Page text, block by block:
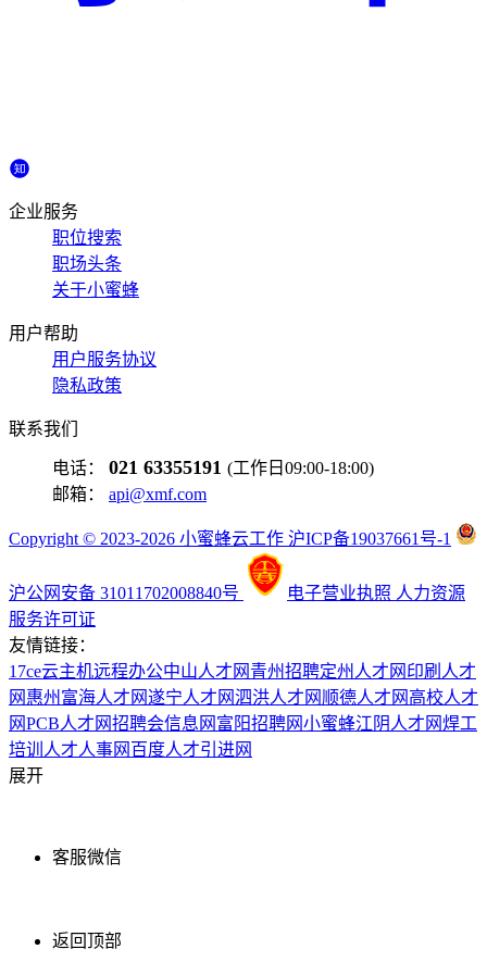
企业服务
职位搜索
职场头条
关于小蜜蜂
用户帮助
用户服务协议
隐私政策
联系我们
电话： 021 63355191 (工作日09:00-18:00)
邮箱： api@xmf.com
Copyright © 2023-2026 小蜜蜂云工作 沪ICP备19037661号-1
沪公网安备 31011702008840号 电子营业执照 人力资源
服务许可证
友情链接：
17ce云主机远程办公中山人才网 青州招聘定州人才网 印刷人才
网 惠州富海人才网遂宁人才网泗洪人才网 顺德人才网 高校人才
网PCB人才网招聘会信息网 富阳招聘网小蜜蜂江阴人才网焊工
培训 人才人事网 百度人才引进网
展开
客服微信
返回顶部